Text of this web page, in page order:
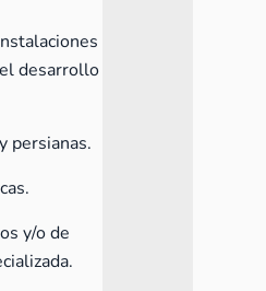
desarrollo
persianas.
y/o de